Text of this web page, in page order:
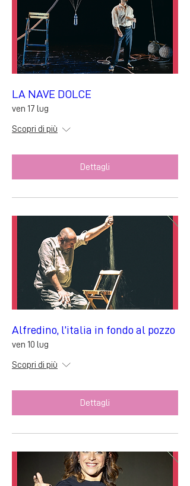
LA NAVE DOLCE
ven 17 lug
Scopri di più
Dettagli
Alfredino, l’italia in fondo al pozzo
ven 10 lug
Scopri di più
Dettagli